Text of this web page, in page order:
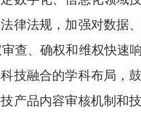
律法规，加强对数据
查、确权和维权快速响
技融合的学科布局，
产品内容审核机制和